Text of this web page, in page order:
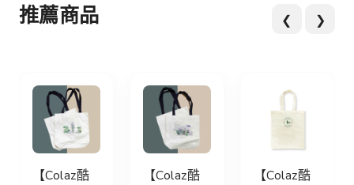
推薦商品 ❮ ❯
【Colaz酷
【Colaz酷
【Colaz酷